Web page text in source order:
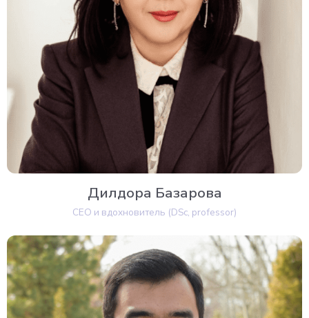
Дилдора Базарова
CEO и вдохновитель (DSc, professor)